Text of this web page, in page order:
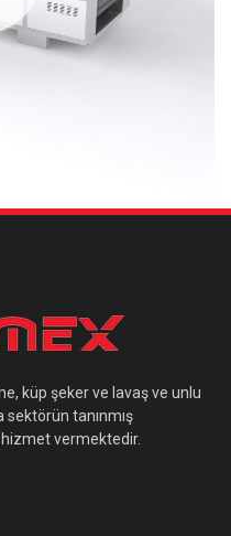
küp şeker ve lavaş ve unlu
tanınmış
hizmet vermektedir.